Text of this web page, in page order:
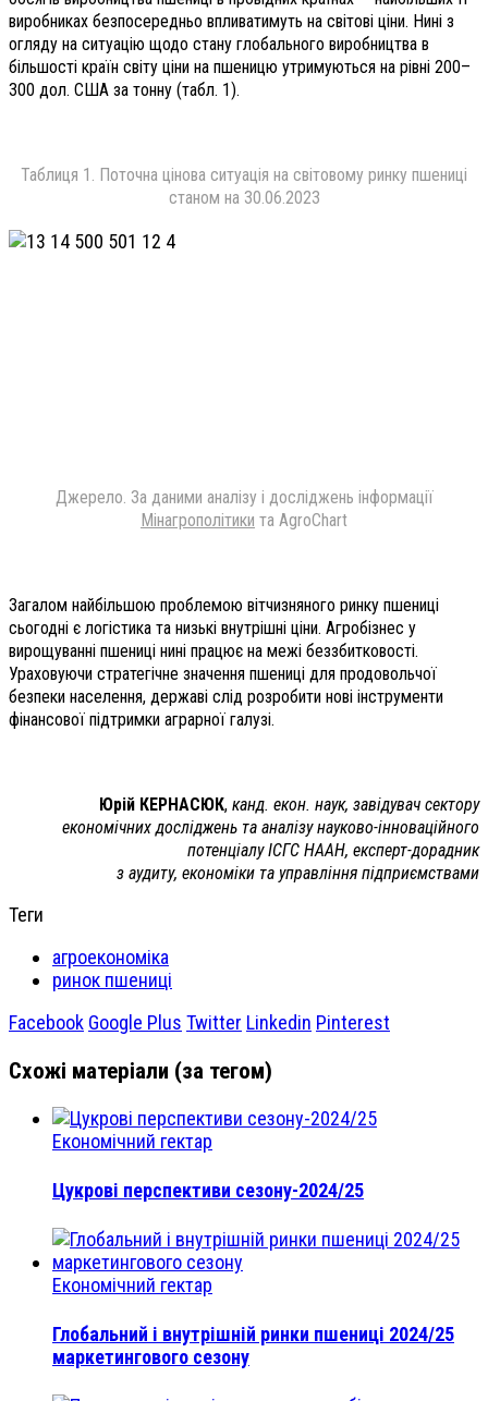
виробниках безпосередньо впливатимуть на світові ціни. Нині з
огляду на ситуацію щодо стану глобального виробництва в
більшості країн світу ціни на пшеницю утримуються на рівні 200–
300 дол. США за тонну (табл. 1).
Таблиця 1. Поточна цінова ситуація на світовому ринку пшениці
станом на 30.06.2023
Джерело. За даними аналізу і досліджень інформації
Мінагрополітики та AgroChart
Загалом найбільшою проблемою вітчизняного ринку пшениці
сьогодні є логістика та низькі внутрішні ціни. Агробізнес у
вирощуванні пшениці нині працює на межі беззбитковості.
Ураховуючи стратегічне значення пшениці для продовольчої
безпеки населення, державі слід розробити нові інструменти
фінансової підтримки аграрної галузі.
Юрій КЕРНАСЮК, канд. екон. наук, завідувач сектору
економічних досліджень та аналізу науково-інноваційного
потенціалу ІСГС НААН, експерт-дорадник
з аудиту, економіки та управління підприємствами
Теги
агроекономіка
ринок пшениці
Facebook Google Plus Twitter Linkedin Pinterest
Схожі матеріали (за тегом)
Економічний гектар
Цукрові перспективи сезону-2024/25
Економічний гектар
Глобальний і внутрішній ринки пшениці 2024/25
маркетингового сезону